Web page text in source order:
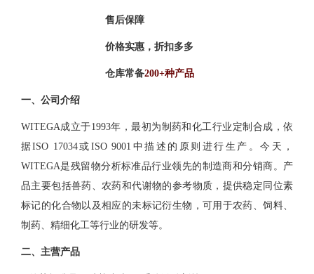
售后保障
价格实惠，折扣多多
仓库常备200+种产品
一、公司介绍
WITEGA成立于1993年，最初为制药和化工行业定制合成，依
据ISO 17034或ISO 9001中描述的原则进行生产。今天，
WITEGA是残留物分析标准品行业领先的制造商和分销商。产
品主要包括兽药、农药和代谢物的参考物质，提供稳定同位素
标记的化合物以及相应的未标记衍生物，可用于农药、饲料、
制药、精细化工等行业的研发等。
二、主营产品